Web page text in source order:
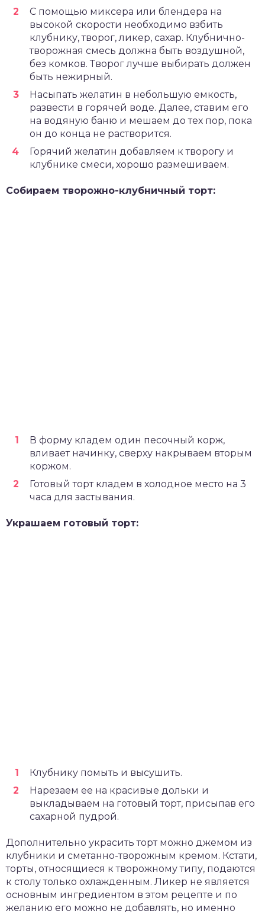
С помощью миксера или блендера на
высокой скорости необходимо взбить
клубнику, творог, ликер, сахар. Клубнично-
творожная смесь должна быть воздушной,
без комков. Творог лучше выбирать должен
быть нежирный.
Насыпать желатин в небольшую емкость,
развести в горячей воде. Далее, ставим его
на водяную баню и мешаем до тех пор, пока
он до конца не растворится.
Горячий желатин добавляем к творогу и
клубнике смеси, хорошо размешиваем.
Собираем творожно-клубничный торт:
В форму кладем один песочный корж,
вливает начинку, сверху накрываем вторым
коржом.
Готовый торт кладем в холодное место на 3
часа для застывания.
Украшаем готовый торт:
Клубнику помыть и высушить.
Нарезаем ее на красивые дольки и
выкладываем на готовый торт, присыпав его
сахарной пудрой.
Дополнительно украсить торт можно джемом из
клубники и сметанно-творожным кремом. Кстати,
торты, относящиеся к творожному типу, подаются
к столу только охлажденным. Ликер не является
основным ингредиентом в этом рецепте и по
желанию его можно не добавлять, но именно